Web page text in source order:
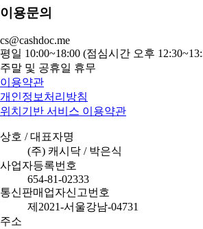
이용문의
cs@cashdoc.me
평일 10:00~18:00 (점심시간 오후
주말 및 공휴일 휴무
이용약관
개인정보처리방침
위치기반 서비스 이용약관
상호 / 대표자명
(주) 캐시닥 / 박은식
사업자등록번호
654-81-02333
통신판매업자신고번호
제2021-서울강남-04731
주소